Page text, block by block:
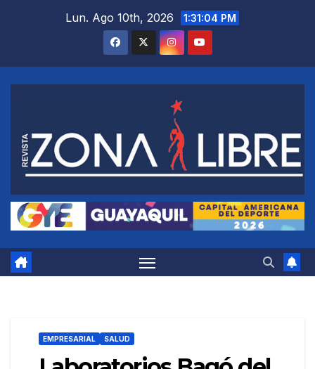
Lun. Ago 10th, 2026 1:31:05 PM
EMPRESARIAL SALUD